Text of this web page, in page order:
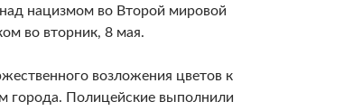
нацизмом во Второй мировой
во вторник, 8 мая.
возложения цветов к
города. Полицейские выполнили